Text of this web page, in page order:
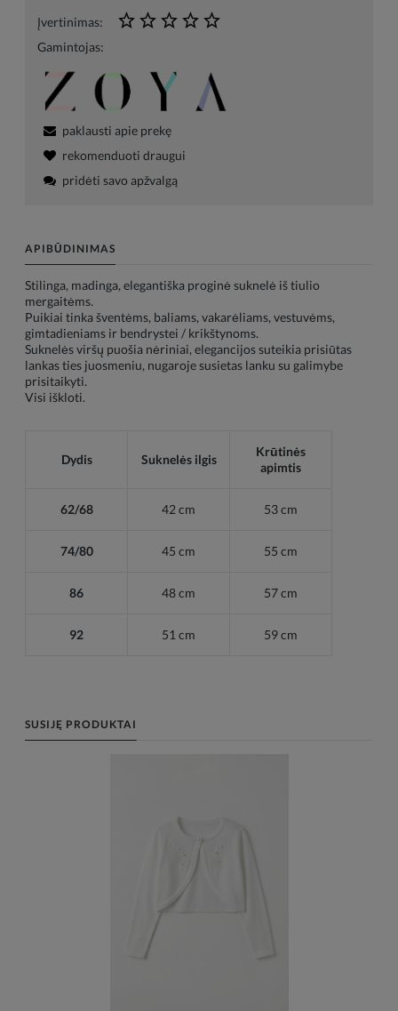
Įvertinimas:
Gamintojas:
paklausti apie prekę
rekomenduoti draugui
pridėti savo apžvalgą
APIBŪDINIMAS
Stilinga, madinga, elegantiška proginė suknelė iš tiulio
mergaitėms.
Puikiai tinka šventėms, baliams, vakarėliams, vestuvėms,
gimtadieniams ir bendrystei / krikštynoms.
Suknelės viršų puošia nėriniai, elegancijos suteikia prisiūtas
lankas ties juosmeniu, nugaroje susietas lanku su galimybe
prisitaikyti.
Visi iškloti.
Dydis Suknelės ilgis
Krūtinės
apimtis
62/68 42 cm 53cm
74/80 45 cm 55 cm
86 48cm 57cm
92 51cm 59cm
SUSIJĘ PRODUKTAI